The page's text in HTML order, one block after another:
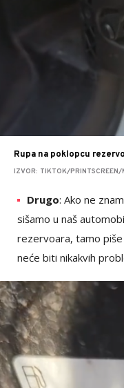
Rupa na poklopcu
IZVOR: TIKTOK/PRINTSCREEN/
Drugo: Ako ne
sišamo u naš
rezervoara, tamo
neće biti nikakvih